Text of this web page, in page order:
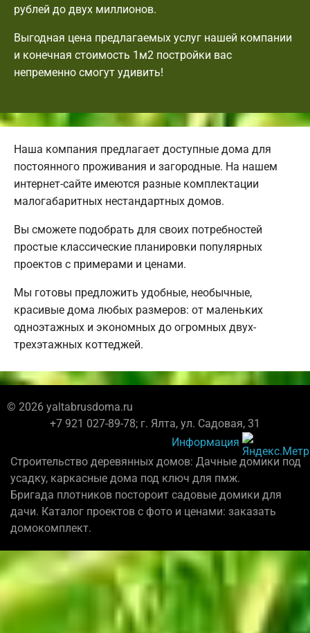
рублей до двух миллионов.
Выгодная цена предлагаемых услуг нашей компании
и конечная стоимость 1м2 постройки вас
непременно смогут удивить!
Наша компания предлагает доступные дома для
постоянного проживания и загородные. На нашем
интернет-сайте имеются разные комплектации
малогабаритных нестандартных домов.
Вы сможете подобрать для своих потребностей
простые классические планировки популярных
проектов с примерами и ценами.
Мы готовы предложить удобные, необычные,
красивые дома любых размеров: от маленьких
одноэтажных и экономных до огромных двух-
трехэтажных коттеджей.
© 2026 yaltabrusdoma.ru
+7 921 027-89-78; г. Ялта, ул. Садовая, 31
Информация
Строительство деревянных домов: Дачные домики под
усадку, каркасные дома под ключ для пмж.
Бригада плотников постороит садовые домики для
дачи. Каталог проектов с фото и ценами: заказать
домокомплект.